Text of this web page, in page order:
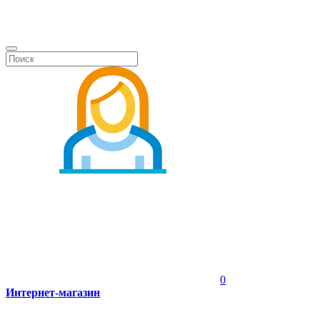
0
Интернет-магазин